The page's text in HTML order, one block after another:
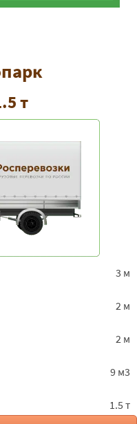
т
3 м
2 м
2 м
9 м3
1.5 т